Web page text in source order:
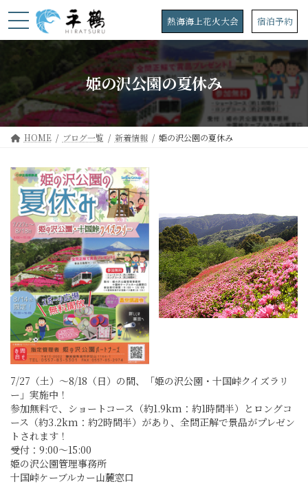
ン
キ
ッ
プ
ビ
に
移
動
熱海海上花火大会 宿泊予約
姫の沢公園の夏休み
HOME ブログ一覧 新着情報 姫の沢公園の夏休み
7/27（土）～8/18（日）の間、「姫の沢公園・十国峠クイズラリ
ー」実施中！
参加無料で、ショートコース（約1.9km：約1時間半）とロングコ
ース（約3.2km：約2時間半）があり、全問正解で景品がプレゼン
トされます！
受付：9:00～15:00
姫の沢公園管理事務所
十国峠ケーブルカー山麓窓口